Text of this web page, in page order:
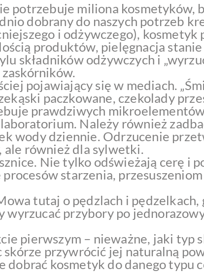
potrzebuje miliona kosmetyków,
dobrany do naszych potrzeb
i odżywczego), kosmetyk
produktów, pielęgnacja stanie
składników odżywczych i
pojawiający się w mediach.
paczkowane, czekolady
prawdziwych
Należy również
wody dziennie. Odrzucenie
ale również dla sylwetki.
Nie tylko odświeżają cerę i
starzenia,
tutaj o pędzlach i pędzelkach,
wyrzucać przybory po
pierwszym – nieważne, jaki typ
przywrócić jej naturalną
dobrać kosmetyk do danego typu